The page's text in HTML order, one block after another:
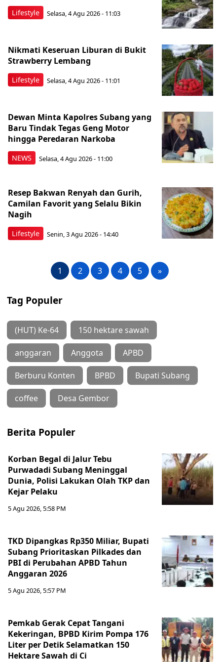
Lifestyle Selasa, 4 Agu 2026 - 11:03
Lifestyle
Nikmati Keseruan Liburan di Bukit
Strawberry Lembang
Selasa, 4 Agu 2026 - 11:01
NEWS
Dewan Minta Kapolres Subang yang
Baru Tindak Tegas Geng Motor
hingga Peredaran Narkoba
Selasa, 4 Agu 2026 - 11:00
Lifestyle
Resep Bakwan Renyah dan Gurih,
Camilan Favorit yang Selalu Bikin
Nagih
Senin, 3 Agu 2026 - 14:40
1 2 3 4 5 »
Tag Populer
(HUT) Ke-64 150 hektare sawah
anggaran Anggota APBD
Berburu Konten BPBD Bupati Subang
coffee Desa Gembor
Berita Populer
Korban Begal di Jalur Tebu
Purwadadi Subang Meninggal
Dunia, Polisi Lakukan Olah TKP dan
Kejar Pelaku
5 Agu 2026, 5:58 PM
TKD Dipangkas Rp350 Miliar, Bupati
Subang Prioritaskan Pilkades dan
PBI di Perubahan APBD Tahun
Anggaran 2026
5 Agu 2026, 5:57 PM
Pemkab Gerak Cepat Tangani
Kekeringan, BPBD Kirim Pompa 176
Liter per Detik Selamatkan 150
Hektare Sawah di Ci